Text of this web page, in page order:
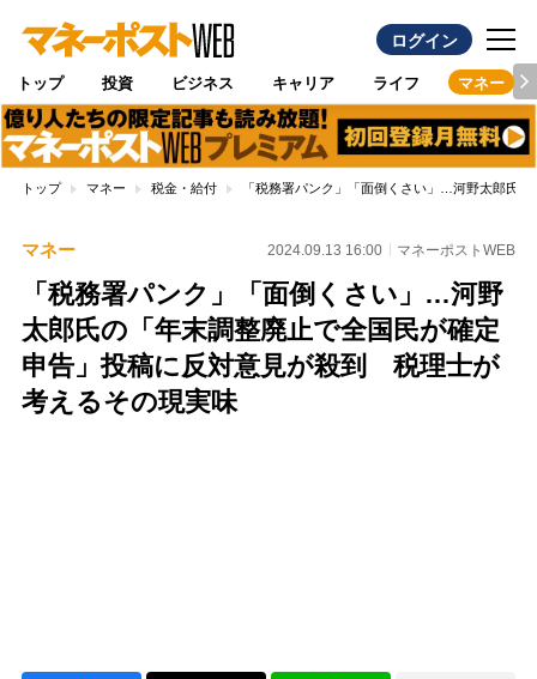
ログイン
トップ 投資 ビジネス キャリア ライフ マネー
トップ マネー 税金・給付 「税務署パンク」「面倒くさい」…河野太郎氏
マネー 2024.09.13 16:00 マネーポストWEB
「税務署パンク」「面倒くさい」…河野
太郎氏の「年末調整廃止で全国民が確定
申告」投稿に反対意見が殺到 税理士が
考えるその現実味